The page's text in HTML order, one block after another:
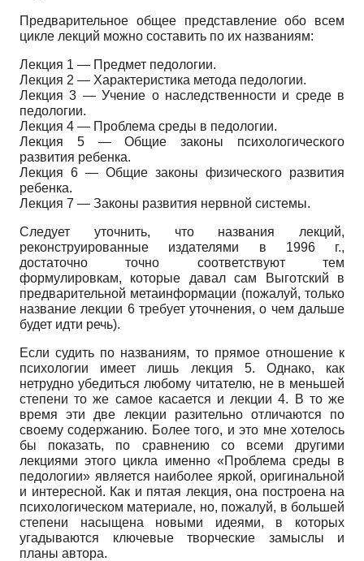
Предварительное общее представление обо всем
цикле лекций можно составить по их названиям:
Лекция 1 — Предмет педологии.
Лекция 2 — Характеристика метода педологии.
Лекция 3 — Учение о наследственности и среде в
педологии.
Лекция 4 — Проблема среды в педологии.
Лекция 5 — Общие законы психологического
развития ребенка.
Лекция 6 — Общие законы физического развития
ребенка.
Лекция 7 — Законы развития нервной системы.
Следует уточнить, что названия лекций,
реконструированные издателями в 1996 г.,
достаточно точно соответствуют тем
формулировкам, которые давал сам Выготский в
предварительной метаинформации (пожалуй, только
название лекции 6 требует уточнения, о чем дальше
будет идти речь).
Если судить по названиям, то прямое отношение к
психологии имеет лишь лекция 5. Однако, как
нетрудно убедиться любому читателю, не в меньшей
степени то же самое касается и лекции 4. В то же
время эти две лекции разительно отличаются по
своему содержанию. Более того, и это мне хотелось
бы показать, по сравнению со всеми другими
лекциями этого цикла именно «Проблема среды в
педологии» является наиболее яркой, оригинальной
и интересной. Как и пятая лекция, она построена на
психологическом материале, но, пожалуй, в большей
степени насыщена новыми идеями, в которых
угадываются ключевые творческие замыслы и
планы автора.